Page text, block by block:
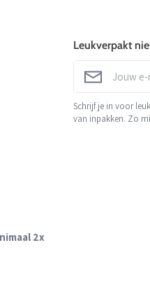
2x
Leukverpakt
Schrijf je in voor
van inpakken. Zo